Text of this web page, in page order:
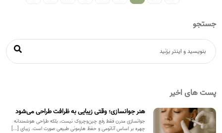
جستجو
پست های اخیر
هنر جوانسازی؛ وقتی زیبایی به ظرافت طراحی می‌شود
جوانسازی مدرن فقط رفع چین‌وچروک نیست، بلکه طراحی هوشمندانه
چهره بر اساس آناتومی و حفظ هارمونی طبیعی صورت است. زیبای [...]